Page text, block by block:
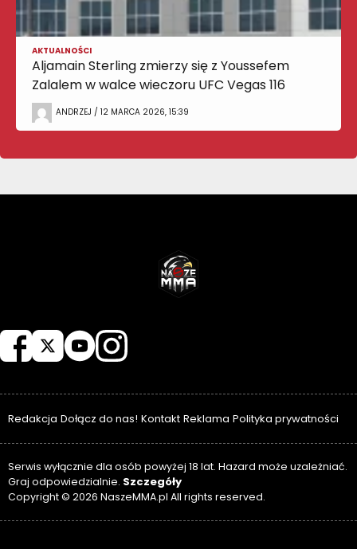
AKTUALNOŚCI
Aljamain Sterling zmierzy się z Youssefem
Zalalem w walce wieczoru UFC Vegas 116
ANDRZEJ / 12 MARCA 2026, 15:39
Redakcja Dołącz do nas! Kontakt Reklama Polityka prywatności
Serwis wyłącznie dla osób powyżej 18 lat. Hazard może uzależniać.
Graj odpowiedzialnie. Szczegóły
Copyright © 2026 NaszeMMA.pl All rights reserved.